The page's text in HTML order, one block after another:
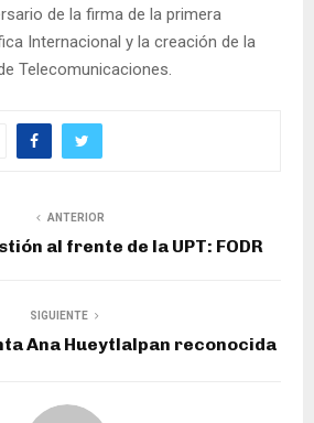
de la firma de la primera
Internacional y la creación de la
Telecomunicaciones.
ANTERIOR
al frente de la UPT: FODR
SIGUIENTE
Ana Hueytlalpan reconocida